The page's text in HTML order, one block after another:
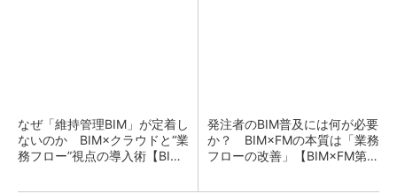
なぜ「維持管理BIM」が定着し
ないのか BIM×クラウドと“業
務フロー”視点の導入術【BIM×
発注者のBIM普及には何が必要
か？ BIM×FMの本質は「業務
フローの改善」【BIM×FM第1